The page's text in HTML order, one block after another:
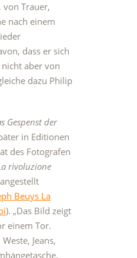
von Trauer,
nach einem
dass er sich
aber von
dazu Philip
Gespenst der
in Editionen
des Fotografen
rivoluzione
Beuys La
). „Das Bild zeigt
einem Tor.
Jeans,